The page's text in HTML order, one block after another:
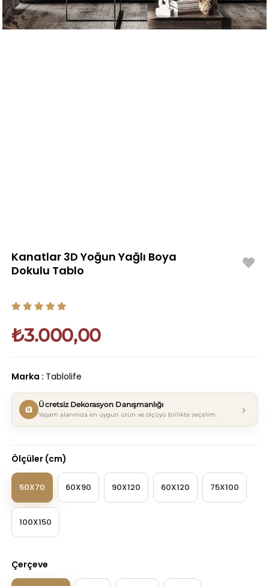
Kanatlar 3D Yoğun Yağlı Boya
Dokulu Tablo
₺3.000,00
Marka : Tablolife
Ücretsiz Dekorasyon Danışmanlığı
Yaşam alanınıza en uygun ürün ve ölçüyü birlikte seçelim. ›
Ölçüler (cm)
50X70 60X90 90X120 60X120 75X100
100X150
Çerçeve